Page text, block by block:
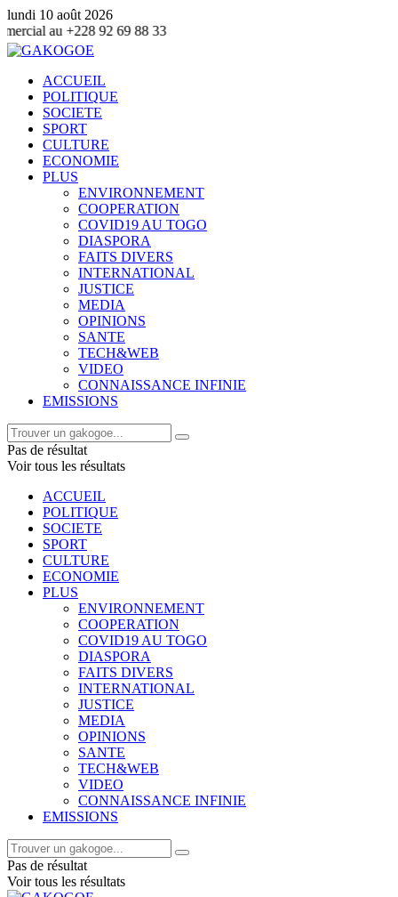
lundi 10 août 2026
69 88 33
ACCUEIL
POLITIQUE
SOCIETE
SPORT
CULTURE
ECONOMIE
PLUS
ENVIRONNEMENT
COOPERATION
COVID19 AU TOGO
DIASPORA
FAITS DIVERS
INTERNATIONAL
JUSTICE
MEDIA
OPINIONS
SANTE
TECH&WEB
VIDEO
CONNAISSANCE INFINIE
EMISSIONS
Pas de résultat
Voir tous les résultats
ACCUEIL
POLITIQUE
SOCIETE
SPORT
CULTURE
ECONOMIE
PLUS
ENVIRONNEMENT
COOPERATION
COVID19 AU TOGO
DIASPORA
FAITS DIVERS
INTERNATIONAL
JUSTICE
MEDIA
OPINIONS
SANTE
TECH&WEB
VIDEO
CONNAISSANCE INFINIE
EMISSIONS
Pas de résultat
Voir tous les résultats